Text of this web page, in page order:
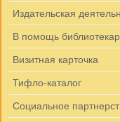
Издательская
В помощь
Визитная карточка
Тифло-каталог
Социальное